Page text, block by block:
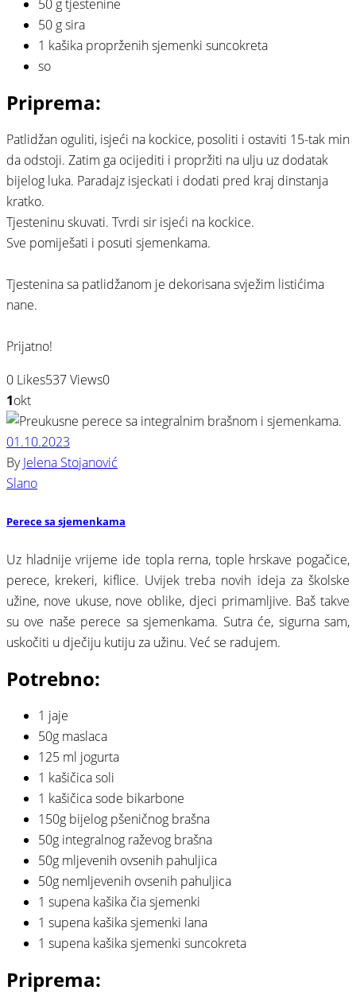
50 g tjestenine⠀
50 g sira⠀
1 kašika proprženih sjemenki suncokreta⠀
so⠀
Priprema:
Patlidžan oguliti, isjeći na kockice, posoliti i ostaviti 15-tak min
da odstoji. Zatim ga ocijediti i propržiti na ulju uz dodatak
bijelog luka. Paradajz isjeckati i dodati pred kraj dinstanja
kratko.⠀
Tjesteninu skuvati. Tvrdi sir isjeći na kockice.⠀
Sve pomiješati i posuti sjemenkama.⠀
Tjestenina sa patlidžanom je dekorisana svježim listićima
nane.
Prijatno!
0 Likes537Views0
1okt
01.10.2023
ByJelena Stojanović
Slano
Perece sa sjemenkama
Uz hladnije vrijeme ide topla rerna, tople hrskave pogačice,
perece, krekeri, kiflice. Uvijek treba novih ideja za školske
užine, nove ukuse, nove oblike, djeci primamljive. Baš takve
su ove naše perece sa sjemenkama. Sutra će, sigurna sam,
uskočiti u dječiju kutiju za užinu. Već se radujem.
Potrebno:
1 jaje
50g maslaca
125 ml jogurta⠀
1 kašičica soli
1 kašičica sode bikarbone
150g bijelog pšeničnog brašna
50g integralnog raževog brašna
50g mljevenih ovsenih pahuljica
50g nemljevenih ovsenih pahuljica
1 supena kašika čia sjemenki
1 supena kašika sjemenki lana
1 supena kašika sjemenki suncokreta⠀
Priprema:⠀